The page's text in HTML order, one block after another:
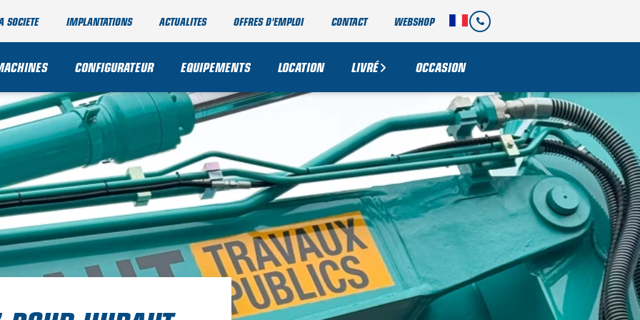
SOCIETE IMPLANTATIONS ACTUALITES OFFRES D'EMPLOI CONTACT WEBSHOP
CONFIGURATEUR EQUIPEMENTS LOCATION LIVRÉ OCCASION